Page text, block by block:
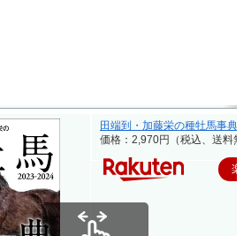
田端到・加藤栄の種牡馬事典
価格：2,970円（税込、送料無
楽